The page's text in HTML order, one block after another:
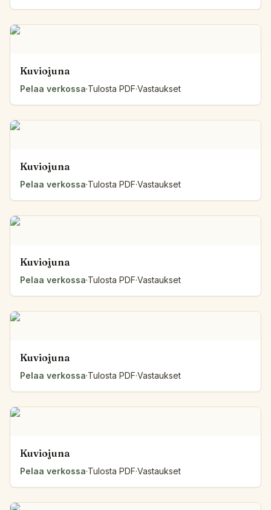
Kuviojuna
Pelaa verkossa·Tulosta PDF·Vastaukset
Kuviojuna
Pelaa verkossa·Tulosta PDF·Vastaukset
Kuviojuna
Pelaa verkossa·Tulosta PDF·Vastaukset
Kuviojuna
Pelaa verkossa·Tulosta PDF·Vastaukset
Kuviojuna
Pelaa verkossa·Tulosta PDF·Vastaukset